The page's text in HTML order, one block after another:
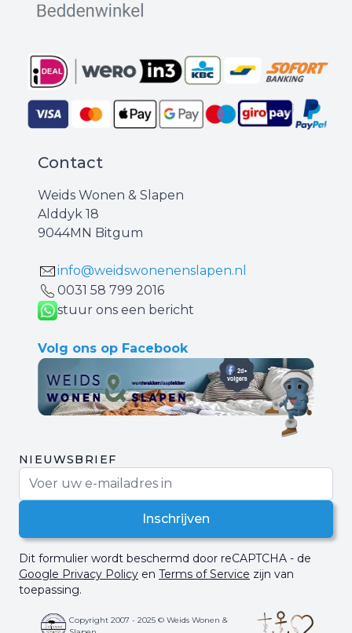
Contact
Weids Wonen & Slapen
Alddyk 18
9044MN Bitgum
info@weidswonenenslapen.nl
0031 ‪58 799 2016‬
stuur ons een bericht
Volg ons op Facebook
NIEUWSBRIEF
Inschrijven
Dit formulier wordt beschermd door reCAPTCHA - de
Google Privacy Policy en Terms of Service zijn van
toepassing.
Copyright 2007 - 2025 © Weids Wonen &